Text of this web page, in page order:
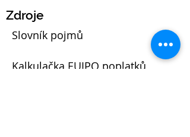
Zdroje
Slovník pojmů
Kalkulačka EUIPO poplatků